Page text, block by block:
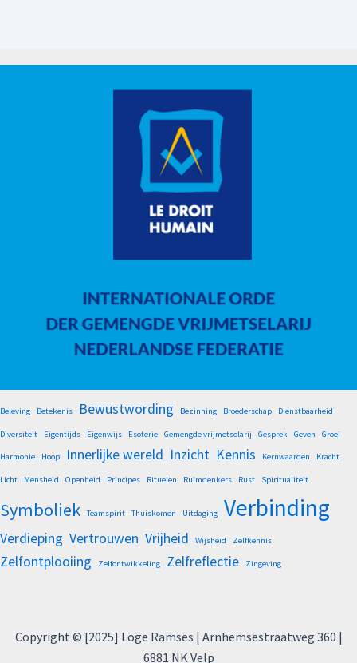
Beleving Betekenis Bewustwording Bezinning Broederschap Dienstbaarheid
Diversiteit Eigentijds Eigenwijs Esoterie Gemengde vrijmetselarij Gesprek Geven Groei
Harmonie Hoop Innerlijke wereld Inzicht Kennis Kernwaarden Kracht
Licht Mensheid Openheid Principes Rituelen Ruimdenkers Rust Spiritualiteit
Symboliek Teamspirit Thuiskomen Uitdaging Verbinding
Verdieping Vertrouwen Vrijheid Wijsheid Zelfkennis
Zelfontplooiing Zelfontwikkeling Zelfreflectie Zingeving
Copyright © [2025] Loge Ramses | Arnhemsestraatweg 360 |
6881 NK Velp